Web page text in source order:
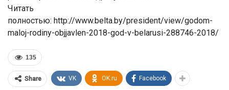
Читать
полностью: http://www.belta.by/president/view/godom-
maloj-rodiny-objjavlen-2018-god-v-belarusi-288746-2018/
135
Share VK OK.ru Facebook